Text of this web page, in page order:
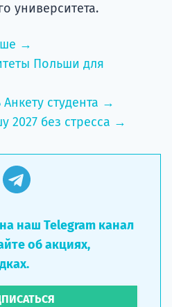
университета.
→
Польши для
студента →
2027 без стресса →
наш Telegram канал
об акциях,